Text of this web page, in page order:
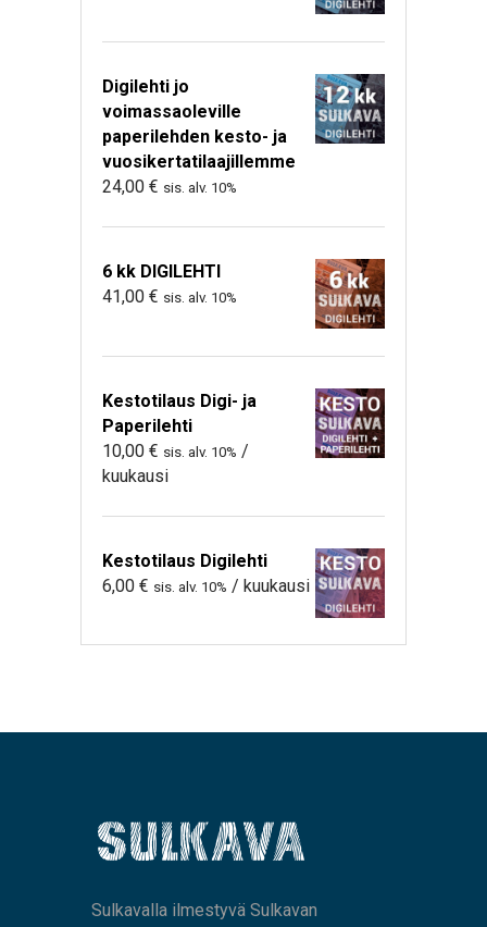
Digilehti jo
voimassaoleville
paperilehden kesto- ja
vuosikertatilaajillemme
24,00 € sis. alv. 10%
6 kk DIGILEHTI
41,00 € sis. alv. 10%
Kestotilaus Digi- ja
Paperilehti
10,00 € sis. alv. 10% /
kuukausi
Kestotilaus Digilehti
6,00 € sis. alv. 10% / kuukausi
Sulkavalla ilmestyvä Sulkavan